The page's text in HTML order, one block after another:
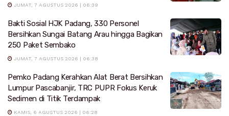
JUMAT, 7 AGUSTUS 2026 | 06:39
Bakti Sosial HJK Padang, 330 Personel
Bersihkan Sungai Batang Arau hingga Bagikan
250 Paket Sembako
JUMAT, 7 AGUSTUS 2026 | 06:38
Pemko Padang Kerahkan Alat Berat Bersihkan
Lumpur Pascabanjir, TRC PUPR Fokus Keruk
Sedimen di Titik Terdampak
KAMIS, 6 AGUSTUS 2026 | 06:28